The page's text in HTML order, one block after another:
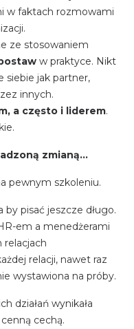
w faktach rozmowami
ze stosowaniem
w praktyce. Nikt
siebie jak partner,
innych.
a często i liderem.
zmianą…
pewnym szkoleniu.
pisać jeszcze długo.
em a menedżerami
relacjach
relacji, nawet raz
wystawiona na próby.
działań wynikała
cechą.